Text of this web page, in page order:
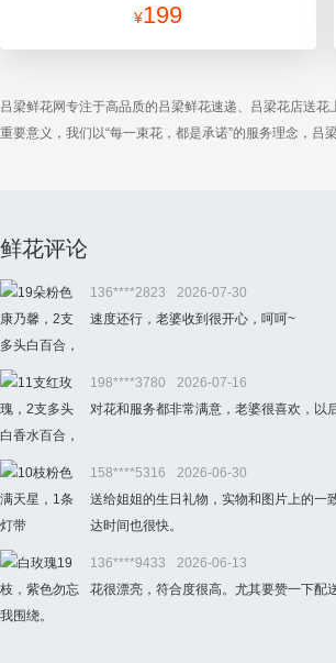
¥199
吕梁鲜花网专注于高品质的吕梁鲜花速递、吕梁花店送
重要意义，我们以“每一束花，都是承诺”的服务理念，
鲜花评论
136****2823
2026-07-30
速度还行，老婆收到很开心，呵呵~
198****3780
2026-07-16
对花和服务都非常满意，老婆很喜欢，以
158****5316
2026-06-30
送给姐姐的生日礼物，实物和图片上的一
达时间也很快。
136****9433
2026-06-13
花很漂亮，符合度很高。尤其要赞一下配